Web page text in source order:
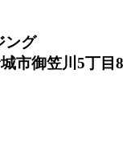
市御笠川5丁目8